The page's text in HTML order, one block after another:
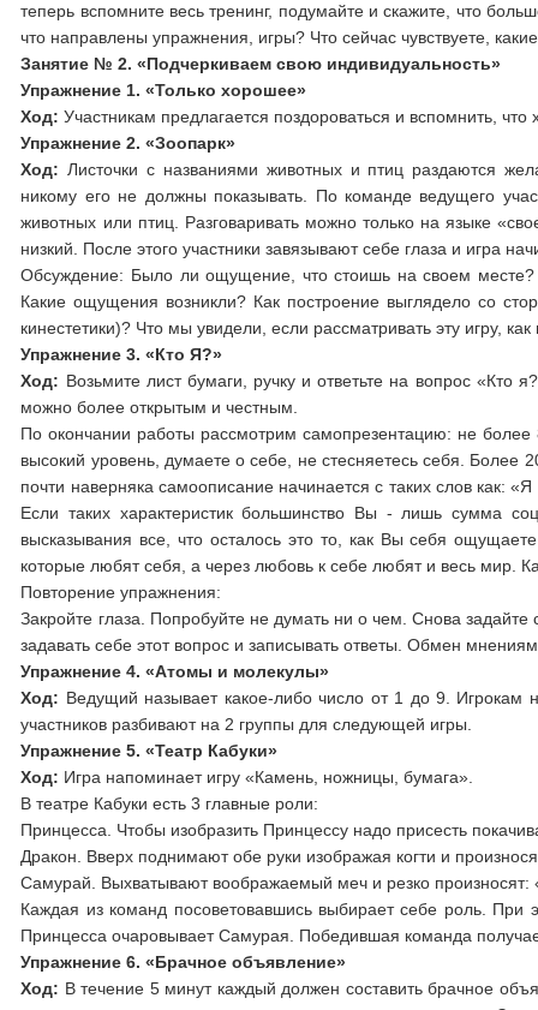
теперь вспомните весь тренинг, подумайте и скажите, что
что направлены упражнения, игры? Что сейчас чувствуете,
Занятие № 2. «Подчеркиваем свою индивидуальность»
Упражнение 1. «Только хорошее»
Ход: Участникам предлагается поздороваться и вспомнить,
Упражнение 2. «Зоопарк»
Ход: Листочки с названиями животных и птиц раздаются
никому его не должны показывать. По команде ведущего
животных или птиц. Разговаривать можно только на языке
низкий. После этого участники завязывают себе глаза и игра
Обсуждение: Было ли ощущение, что стоишь на своем
Какие ощущения возникли? Как построение выглядело со
кинестетики)? Что мы увидели, если рассматривать эту игру,
Упражнение 3. «Кто Я?»
Ход: Возьмите лист бумаги, ручку и ответьте на вопрос «Кто
можно более открытым и честным.
По окончании работы рассмотрим самопрезентацию: не
высокий уровень, думаете о себе, не стесняетесь себя.
почти наверняка самоописание начинается с таких слов как:
Если таких характеристик большинство Вы - лишь сумма
высказывания все, что осталось это то, как Вы себя
которые любят себя, а через любовь к себе любят и весь мир.
Повторение упражнения:
Закройте глаза. Попробуйте не думать ни о чем. Снова
задавать себе этот вопрос и записывать ответы. Обмен
Упражнение 4. «Атомы и молекулы»
Ход: Ведущий называет какое-либо число от 1 до 9. Игрокам
участников разбивают на 2 группы для следующей игры.
Упражнение 5. «Театр Кабуки»
Ход: Игра напоминает игру «Камень, ножницы, бумага».
В театре Кабуки есть 3 главные роли:
Принцесса. Чтобы изобразить Принцессу надо присесть
Дракон. Вверх поднимают обе руки изображая когти и
Самурай. Выхватывают воображаемый меч и резко произносят:
Каждая из команд посоветовавшись выбирает себе роль. При
Принцесса очаровывает Самурая. Победившая команда
Упражнение 6. «Брачное объявление»
Ход: В течение 5 минут каждый должен составить брачное